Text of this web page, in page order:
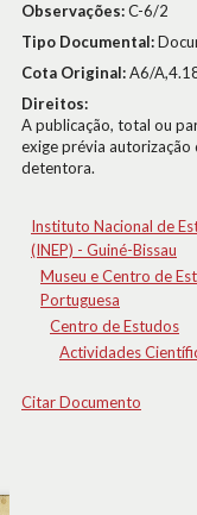
Observações:C-6/2
Tipo Documental:
Cota Original:A6/
Direitos:
A publicação, total ou
exige prévia autorização
detentora.
Instituto Nacional de
(INEP) - Guiné-Bissau
Museu e Centro de
Portuguesa
Centro de Estudos
Actividades
Citar Documento